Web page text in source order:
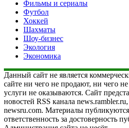
Фильмы и сериалы
Футбол
Хоккей
Шахматы
Шоу-бизнес
Экология
Экономика
Данный сайт не является
сайте ни чего не продают, ни чего
услуги не оказываются. Сайт
новостей RSS канала
newsru.com. Материалы
ответственность за достоверность